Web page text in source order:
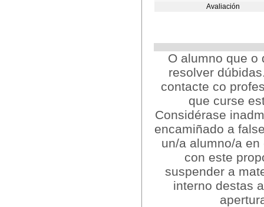
Avaliación
O alumno que o
resolver
contacte co
que curse
Considérase
encamiñado a
un/a alumno/a
con este
suspender a
interno destas